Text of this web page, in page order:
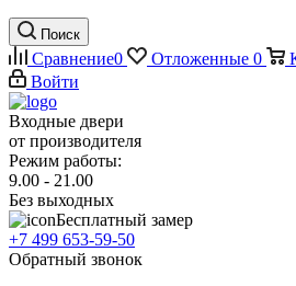
Поиск
Сравнение0 Отложенные 0
Войти
Входные двери
от производителя
Режим работы:
9.00 - 21.00
Без выходных
Бесплатный замер
+7 499 653-59-50
Обратный звонок